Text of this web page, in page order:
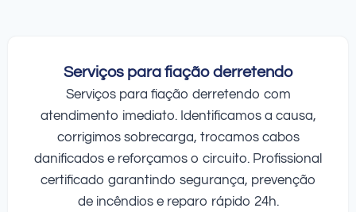
Serviços para fiação derretendo
Serviços para fiação derretendo com
atendimento imediato. Identificamos a causa,
corrigimos sobrecarga, trocamos cabos
danificados e reforçamos o circuito. Profissional
certificado garantindo segurança, prevenção
de incêndios e reparo rápido 24h.